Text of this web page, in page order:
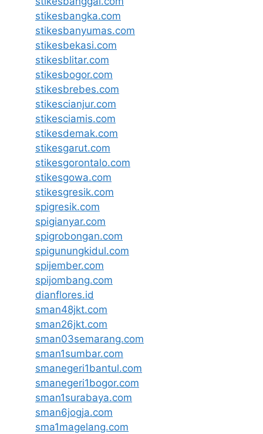
stikesbangka.com
stikesbanyumas.com
stikesbekasi.com
stikesblitar.com
stikesbogor.com
stikesbrebes.com
stikescianjur.com
stikesciamis.com
stikesdemak.com
stikesgarut.com
stikesgorontalo.com
stikesgowa.com
stikesgresik.com
spigresik.com
spigianyar.com
spigrobongan.com
spigunungkidul.com
spijember.com
spijombang.com
dianflores.id
sman48jkt.com
sman26jkt.com
sman03semarang.com
sman1sumbar.com
smanegeri1bantul.com
smanegeri1bogor.com
sman1surabaya.com
sman6jogja.com
sma1magelang.com